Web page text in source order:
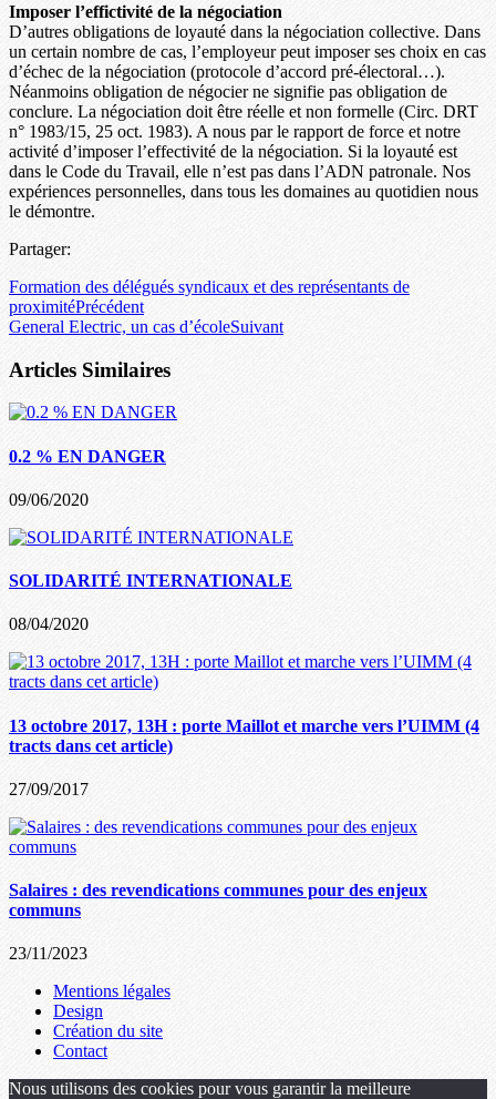
Imposer l’effictivité de la négociation
D’autres obligations de loyauté dans la négociation collective. Dans
un certain nombre de cas, l’employeur peut imposer ses choix en cas
d’échec de la négociation (protocole d’accord pré-électoral…).
Néanmoins obligation de négocier ne signifie pas obligation de
conclure. La négociation doit être réelle et non formelle (Circ. DRT
n° 1983/15, 25 oct. 1983). A nous par le rapport de force et notre
activité d’imposer l’effectivité de la négociation. Si la loyauté est
dans le Code du Travail, elle n’est pas dans l’ADN patronale. Nos
expériences personnelles, dans tous les domaines au quotidien nous
le démontre.
Partager:
Formation des délégués syndicaux et des représentants de
proximitéPrécédent
General Electric, un cas d’écoleSuivant
Articles Similaires
0.2 % EN DANGER
09/06/2020
SOLIDARITÉ INTERNATIONALE
08/04/2020
13 octobre 2017, 13H : porte Maillot et marche vers l’UIMM (4
tracts dans cet article)
27/09/2017
Salaires : des revendications communes pour des enjeux
communs
23/11/2023
Mentions légales
Design
Création du site
Contact
Nous utilisons des cookies pour vous garantir la meilleure